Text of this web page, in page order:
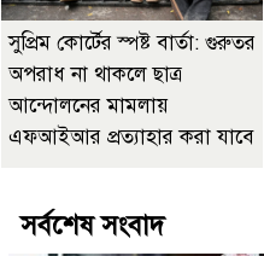
সুপ্রিম কোর্টের স্পষ্ট বার্তা: গুরুতর
অপরাধ না থাকলে ছাত্র
আন্দোলনের মামলায়
এফআইআর প্রত্যাহার করা যাবে
সর্বশেষ সংবাদ